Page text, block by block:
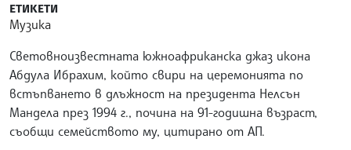
ЕТИКЕТИ
Музика
Световноизвестната южноафриканска джаз икона
Абдула Ибрахим, който свири на церемонията по
встъпването в длъжност на президента Нелсън
Мандела през 1994 г., почина на 91-годишна възраст,
съобщи семейството му, цитирано от АП.